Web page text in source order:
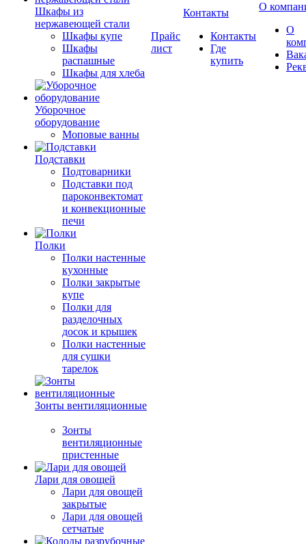
Шкафы из
нержавеющей стали
Шкафы купе
Шкафы
распашные
Шкафы для хлеба
Уборочное
оборудование
Моповые ванны
Подставки
Подтоварники
Подставки под
пароконвектомат
и конвекционные
печи
Полки
Полки настенные
кухонные
Полки закрытые
купе
Полки для
разделочных
досок и крышек
Полки настенные
для сушки
тарелок
Зонты вентиляционные
Зонты
вентиляционные
пристенные
Лари для овощей
Лари для овощей
закрытые
Лари для овощей
сетчатые
Прайс
лист
Контакты
Контакты
Где
купить
О
О